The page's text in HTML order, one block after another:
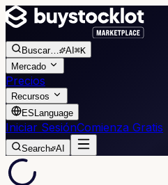
Buscar… AI ⌘K
Mercado
Precios
Recursos
ES Language
Iniciar SesiónComienza Gratis
Search AI